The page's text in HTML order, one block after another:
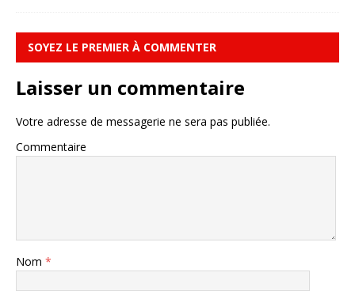
SOYEZ LE PREMIER À COMMENTER
Laisser un commentaire
Votre adresse de messagerie ne sera pas publiée.
Commentaire
Nom *